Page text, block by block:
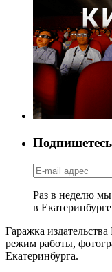
Раз в неделю мы
в
Гаражка
режим работы,
Екатеринбурга.